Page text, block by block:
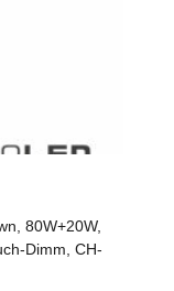
80W+20W,
Dimm, CH-